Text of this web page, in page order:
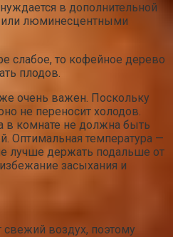
в дополнительной
или люминесцентными
слабое, то кофейное дерево
плодов.
очень важен. Поскольку
не переносит холодов.
в комнате не должна быть
Оптимальная температура —
лучше держать подальше от
засыхания и
воздух, поэтому